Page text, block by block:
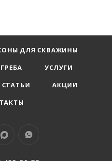
ДЛЯ СКВАЖИНЫ
УСЛУГИ
СТАТЬИ
АКЦИИ